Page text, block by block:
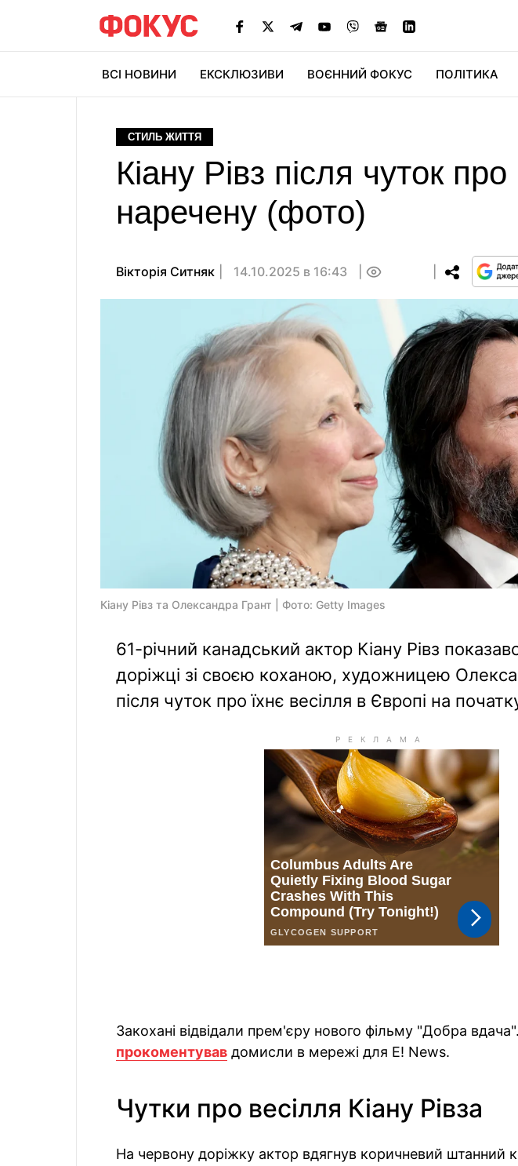
ВСІ НОВИНИ ЕКСКЛЮЗИВИ ВОЄННИЙ ФОКУС ПОЛІТИКА
СТИЛЬ ЖИТТЯ
Кіану Рівз після чуток
наречену (фото)
Вікторія Ситняк 14.10.2025 в 16:43
Кіану Рівз та Олександра Грант | Фото: Getty Images
61-річний канадський актор Кіану Рівз
доріжці зі своєю коханою, художницею
після чуток про їхнє весілля в Європі на
Закохані відвідали прем'єру нового фільму "Добра
прокоментував домисли в мережі для E! News.
Чутки про весілля Кіану Рівза
На червону доріжку актор вдягнув коричневий штанний